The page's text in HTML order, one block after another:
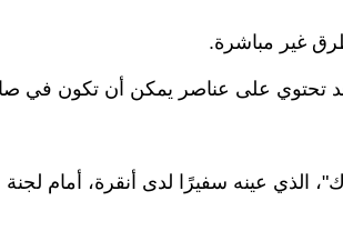
غير مباشرة.
تحتوي على عناصر يمكن أن تكون في
الذي عينه سفيرًا لدى أنقرة، أمام لجنة